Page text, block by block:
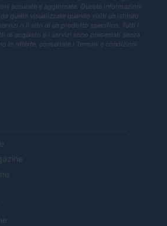
accurate e aggiornate. Queste informazioni
quelle visualizzate quando visiti un istituto
o il sito di un prodotto specifico. Tutti i
di acquisto e i servizi sono presentati senza
le offerte, consultare i Termini e condizioni